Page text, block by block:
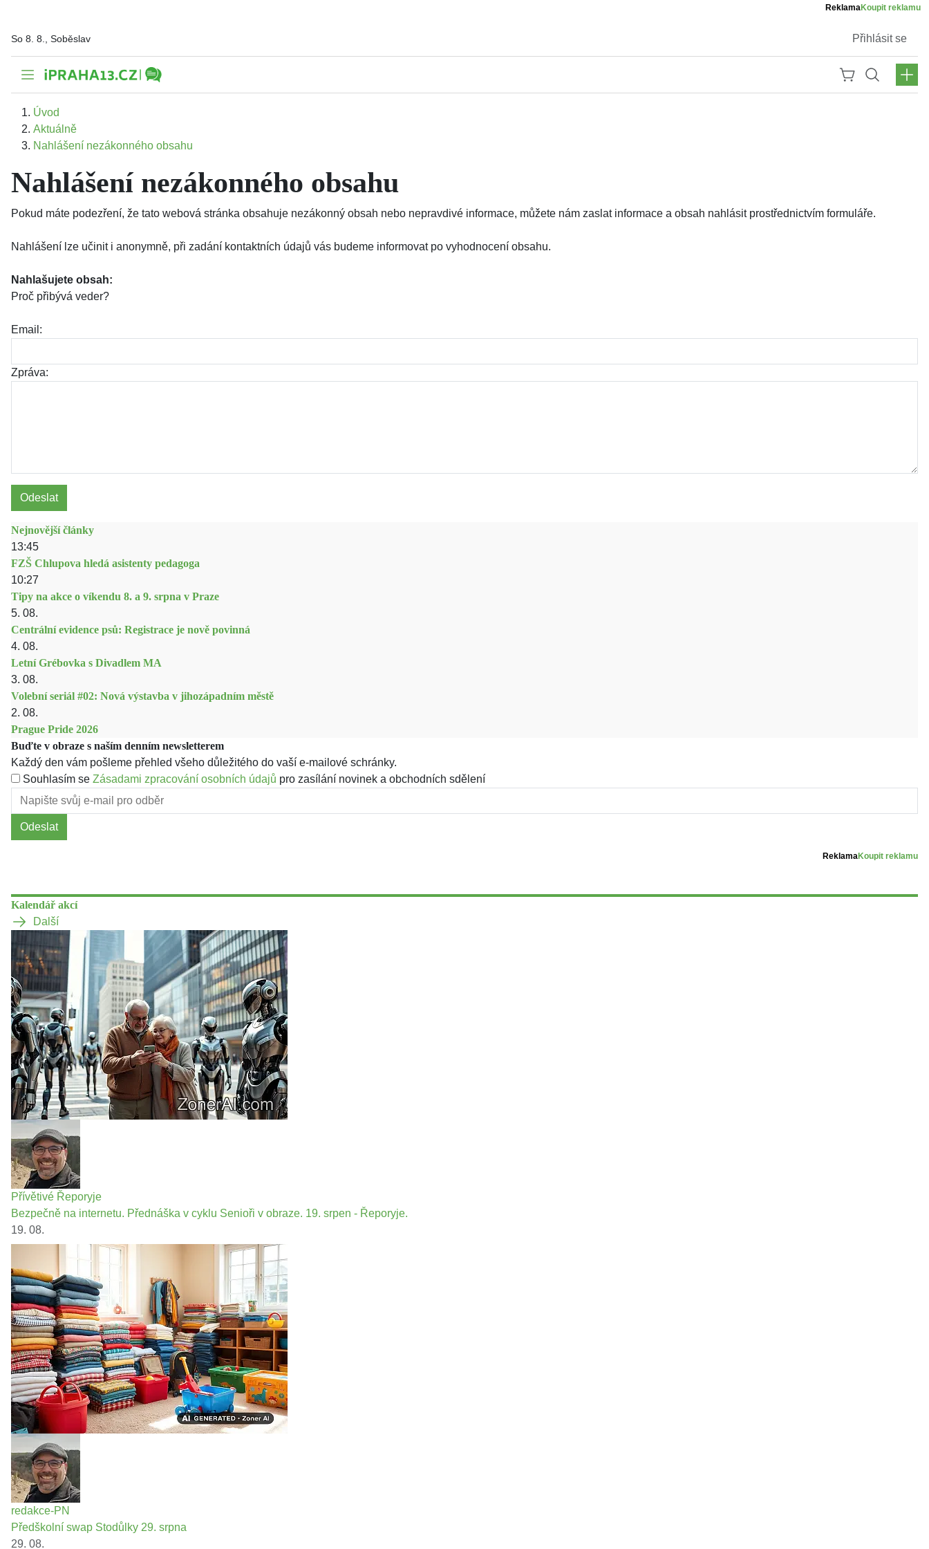
ReklamaKoupit reklamu
So 8. 8., Soběslav Přihlásit se
Úvod
Aktuálně
Nahlášení nezákonného obsahu
Nahlášení nezákonného obsahu
Pokud máte podezření, že tato webová stránka obsahuje nezákonný obsah nebo nepravdivé informace, můžete nám zaslat informace a obsah nahlásit prostřednictvím formuláře.
Nahlášení lze učinit i anonymně, při zadání kontaktních údajů vás budeme informovat po vyhodnocení obsahu.
Nahlašujete obsah:
Proč přibývá veder?
Email:
Zpráva:
Odeslat
Nejnovější články
13:45
FZŠ Chlupova hledá asistenty pedagoga
10:27
Tipy na akce o víkendu 8. a 9. srpna v Praze
5. 08.
Centrální evidence psů: Registrace je nově povinná
4. 08.
Letní Grébovka s Divadlem MA
3. 08.
Volební seriál #02: Nová výstavba v jihozápadním městě
2. 08.
Prague Pride 2026
Buďte v obraze s naším denním newsletterem
Každý den vám pošleme přehled všeho důležitého do vaší e-mailové schránky.
Souhlasím se Zásadami zpracování osobních údajů pro zasílání novinek a obchodních sdělení
Odeslat
ReklamaKoupit reklamu
Kalendář akcí
Další
Přívětivé Řeporyje
Bezpečně na internetu. Přednáška v cyklu Senioři v obraze. 19. srpen - Řeporyje.
19. 08.
redakce-PN
Předškolní swap Stodůlky 29. srpna
29. 08.